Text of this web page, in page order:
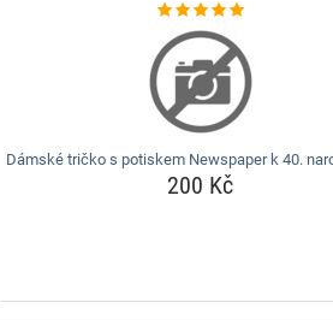
Dámské tričko s potiskem Newspaper k 40.
200 Kč